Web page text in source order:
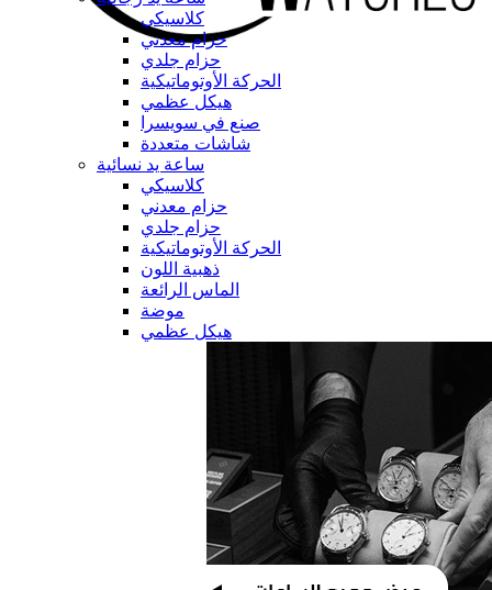
كلاسيكي
حزام معدني
حزام جلدي
الحركة الأوتوماتيكية
هيكل عظمي
صنع في سويسرا
شاشات متعددة
ساعة يد نسائية
كلاسيكي
حزام معدني
حزام جلدي
الحركة الأوتوماتيكية
ذهبية اللون
الماس الرائعة
موضة
هيكل عظمي